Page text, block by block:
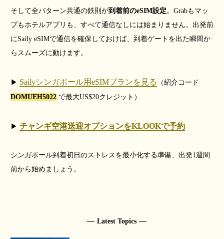
そして全パターン共通の鉄則が到着前のeSIM設定。Grabもマッ
プもホテルアプリも、すべて通信なしには始まりません。出発前
にSaily eSIMで通信を確保しておけば、到着ゲートを出た瞬間か
らスムーズに動けます。
▶ Sailyシンガポール用eSIMプランを見る
（紹介コード
DOMUEH5022で最大US$20クレジット）
▶ チャンギ空港送迎オプションをKLOOKで予約
シンガポール到着初日のストレスを最小化する準備、出発1週間
前から始めましょう。
Latest Topics